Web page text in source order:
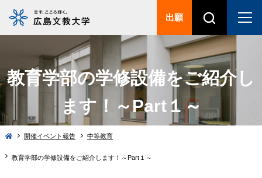
教育学部の学修設備をご紹介し
ます！～Part１～
開催イベント報告 中等教育
教育学部の学修設備をご紹介します！～Part１～
出願